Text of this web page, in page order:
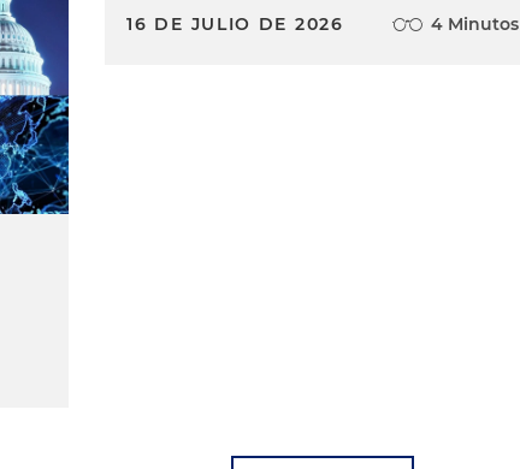
16 DE JULIO DE 2026 4 Minutos